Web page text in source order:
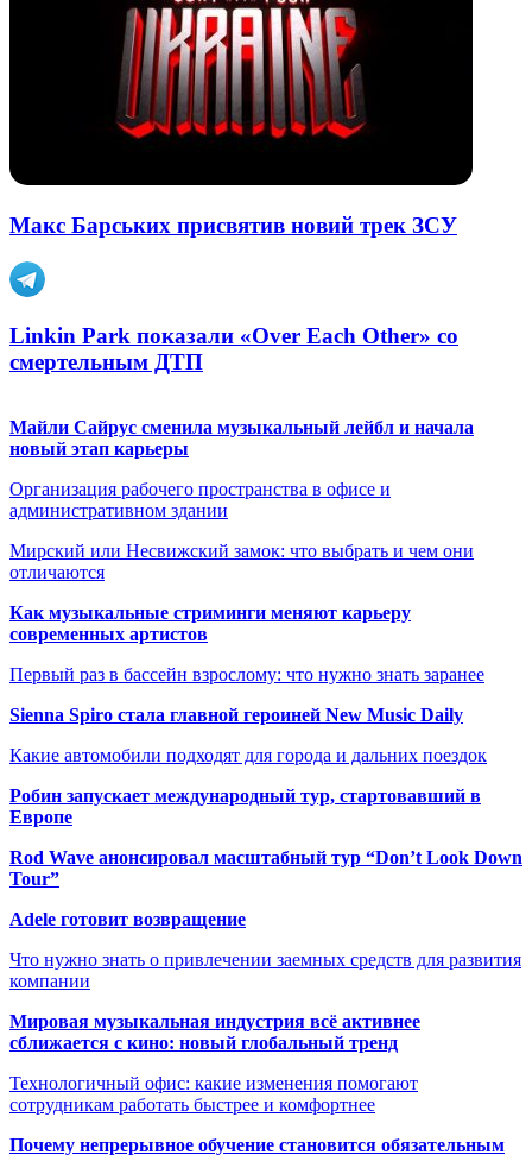
Макс Барських присвятив новий трек ЗСУ
Linkin Park показали «Over Each Other» со
смертельным ДТП
Майли Сайрус сменила музыкальный лейбл и начала
новый этап карьеры
Организация рабочего пространства в офисе и
административном здании
Мирский или Несвижский замок: что выбрать и чем они
отличаются
Как музыкальные стриминги меняют карьеру
современных артистов
Первый раз в бассейн взрослому: что нужно знать заранее
Sienna Spiro стала главной героиней New Music Daily
Какие автомобили подходят для города и дальних поездок
Робин запускает международный тур, стартовавший в
Европе
Rod Wave анонсировал масштабный тур “Don’t Look Down
Tour”
Adele готовит возвращение
Что нужно знать о привлечении заемных средств для развития
компании
Мировая музыкальная индустрия всё активнее
сближается с кино: новый глобальный тренд
Технологичный офис: какие изменения помогают
сотрудникам работать быстрее и комфортнее
Почему непрерывное обучение становится обязательным